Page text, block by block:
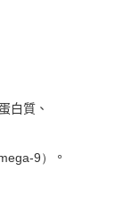
白質、
9） 。